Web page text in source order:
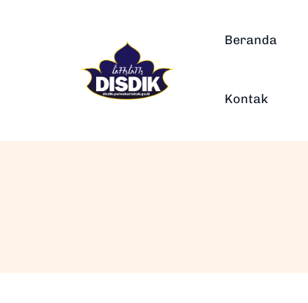
Beranda
Kontak